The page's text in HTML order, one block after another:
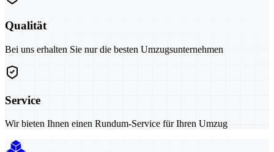
Qualität
Bei uns erhalten Sie nur die besten Umzugsunternehmen
Service
Wir bieten Ihnen einen Rundum-Service für Ihren Umzug